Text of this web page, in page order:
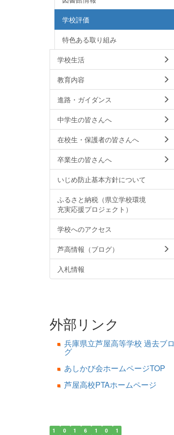
学校評価
特色ある取り組み
学校生活
教育内容
進路・ガイダンス
中学生の皆さんへ
在校生・保護者の皆さんへ
卒業生の皆さんへ
いじめ防止基本方針について
ふるさと納税（県立学校環境
充実応援プロジェクト）
学校へのアクセス
芦高情報（ブログ）
入札情報
外部リンク
兵庫県立芦屋高等学校 過去ブロ
グ
あしかび会ホームページTOP
芦屋高校PTAホームページ
1 0 1 6 1 0 1